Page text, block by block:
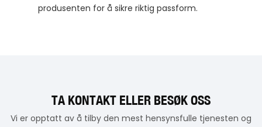
produsenten for å sikre riktig passform.
TA KONTAKT ELLER BESØK OSS
Vi er opptatt av å tilby den mest hensynsfulle tjenesten og